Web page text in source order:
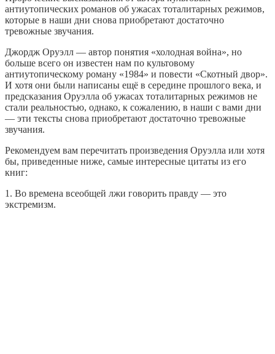
антиутопических романов об ужасах тоталитарных режимов,
которые в наши дни снова приобретают достаточно
тревожные звучания.
Джордж Оруэлл — автор понятия «холодная война», но
больше всего он известен нам по культовому
антиутопическому роману «1984» и повести «Скотный двор».
И хотя они были написаны ещё в середине прошлого века, и
предсказания Оруэлла об ужасах тоталитарных режимов не
стали реальностью, однако, к сожалению, в наши с вами дни
— эти тексты снова приобретают достаточно тревожные
звучания.
Рекомендуем вам перечитать произведения Оруэлла или хотя
бы, приведенные ниже, самые интересные цитаты из его
книг:
1. Во времена всеобщей лжи говорить правду — это
экстремизм.